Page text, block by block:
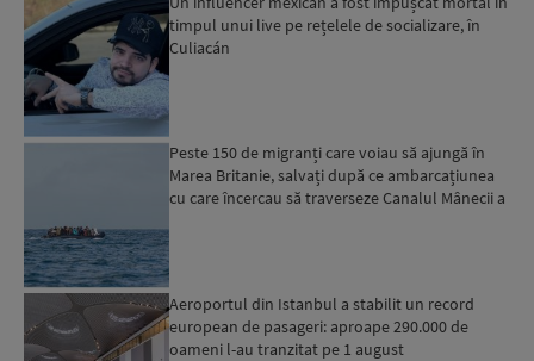
timpul unui live pe rețelele de socializare, în
Culiacán
Peste 150 de migranți care voiau să ajungă în
Marea Britanie, salvați după ce ambarcațiunea
cu care încercau să traverseze Canalul Mânecii a
Aeroportul din Istanbul a stabilit un record
european de pasageri: aproape 290.000 de
oameni l-au tranzitat pe 1 august